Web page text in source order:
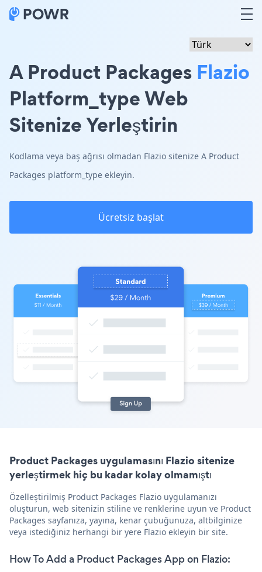
A Product Packages Flazio
Platform_type Web
Sitenize Yerleştirin
Kodlama veya baş ağrısı olmadan Flazio sitenize A Product
Packages platform_type ekleyin.
Ücretsiz başlat
Product Packages uygulamasını Flazio sitenize
yerleştirmek hiç bu kadar kolay olmamıştı
Özelleştirilmiş Product Packages Flazio uygulamanızı
oluşturun, web sitenizin stiline ve renklerine uyun ve Product
Packages sayfanıza, yayına, kenar çubuğunuza, altbilginize
veya istediğiniz herhangi bir yere Flazio ekleyin bir site.
How To Add a Product Packages App on Flazio: